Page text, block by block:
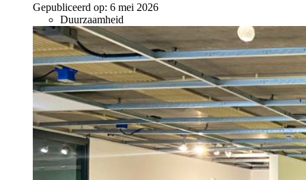
Gepubliceerd op: 6 mei 2026
Duurzaamheid